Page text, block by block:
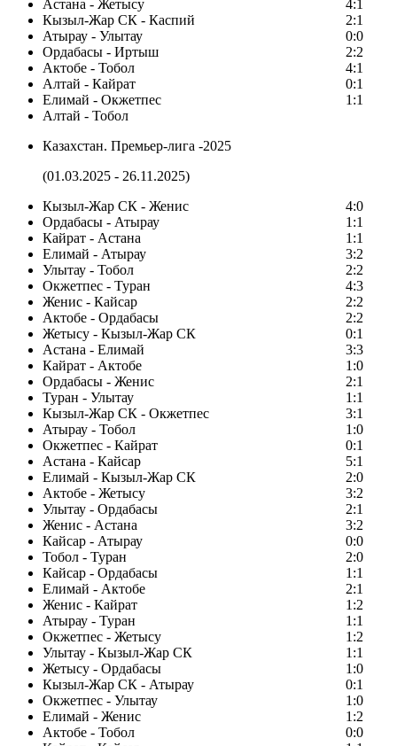
Астана - Жетысу
4:1
Кызыл-Жар СК - Каспий
2:1
Атырау - Улытау
0:0
Ордабасы - Иртыш
2:2
Актобе - Тобол
4:1
Алтай - Кайрат
0:1
Елимай - Окжетпес
1:1
Алтай - Тобол
Казахстан. Премьер-лига -2025
(01.03.2025 - 26.11.2025)
Кызыл-Жар СК - Женис
4:0
Ордабасы - Атырау
1:1
Кайрат - Астана
1:1
Елимай - Атырау
3:2
Улытау - Тобол
2:2
Окжетпес - Туран
4:3
Женис - Кайсар
2:2
Актобе - Ордабасы
2:2
Жетысу - Кызыл-Жар СК
0:1
Астана - Елимай
3:3
Кайрат - Актобе
1:0
Ордабасы - Женис
2:1
Туран - Улытау
1:1
Кызыл-Жар СК - Окжетпес
3:1
Атырау - Тобол
1:0
Окжетпес - Кайрат
0:1
Астана - Кайсар
5:1
Елимай - Кызыл-Жар СК
2:0
Актобе - Жетысу
3:2
Улытау - Ордабасы
2:1
Женис - Астана
3:2
Кайсар - Атырау
0:0
Тобол - Туран
2:0
Кайсар - Ордабасы
1:1
Елимай - Актобе
2:1
Женис - Кайрат
1:2
Атырау - Туран
1:1
Окжетпес - Жетысу
1:2
Улытау - Кызыл-Жар СК
1:1
Жетысу - Ордабасы
1:0
Кызыл-Жар СК - Атырау
0:1
Окжетпес - Улытау
1:0
Елимай - Женис
1:2
Актобе - Тобол
0:0